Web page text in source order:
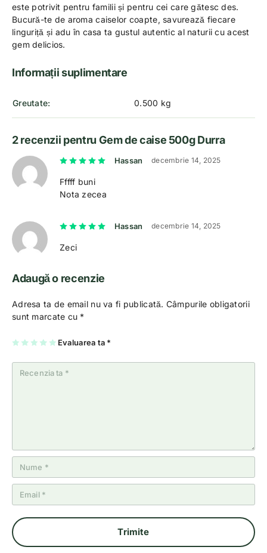
este potrivit pentru familii și pentru cei care gătesc des.
Bucură-te de aroma caiselor coapte, savurează fiecare
linguriță și adu în casa ta gustul autentic al naturii cu acest
gem delicios.
Informații suplimentare
Greutate 0.500 kg
2 recenzii pentru Gem de caise 500g Durra
Evaluat la 5din 5
Hassan decembrie 14, 2025
Fffff buni
Nota zecea
Evaluat la 5din 5
Hassan decembrie 14, 2025
Zeci
Adaugă o recenzie
Adresa ta de email nu va fi publicată. Câmpurile obligatorii
sunt marcate cu *
Evaluarea ta *
U
n
2
5
st
el
3
5
st
el
4
5
st
el
5
5
st
el